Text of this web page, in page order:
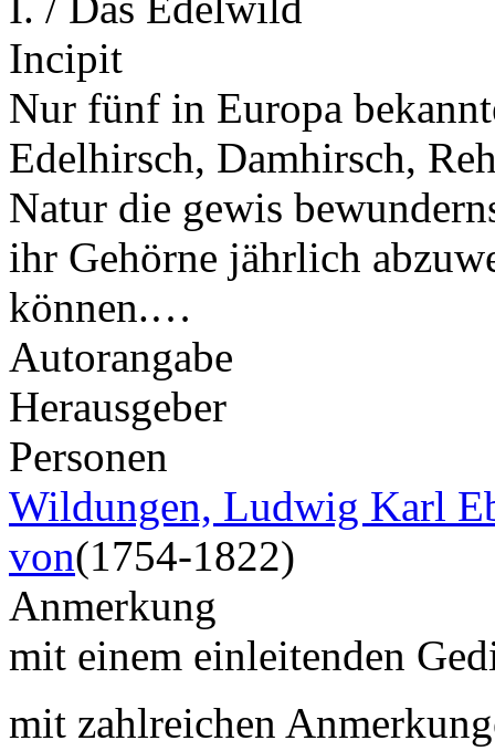
Incipit
Nur fünf in Europa
Edelhirsch, Damhirsch,
Natur die gewis
ihr Gehörne jährlich
können.…
Autorangabe
Herausgeber
Personen
Wildungen, Ludwig Karl
von(1754-1822)
Anmerkung
mit einem einleitenden
mit zahlreichen